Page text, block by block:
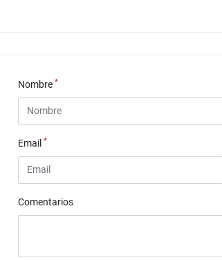
Nombre*
Email*
Comentarios